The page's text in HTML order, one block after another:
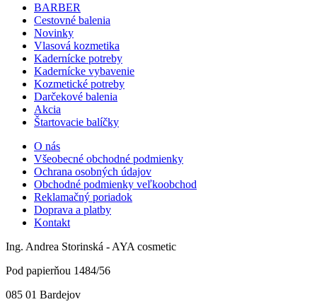
BARBER
Cestovné balenia
Novinky
Vlasová kozmetika
Kadernícke potreby
Kadernícke vybavenie
Kozmetické potreby
Darčekové balenia
Akcia
Štartovacie balíčky
O nás
Všeobecné obchodné podmienky
Ochrana osobných údajov
Obchodné podmienky veľkoobchod
Reklamačný poriadok
Doprava a platby
Kontakt
Ing. Andrea Storinská - AYA cosmetic
Pod papierňou 1484/56
085 01 Bardejov